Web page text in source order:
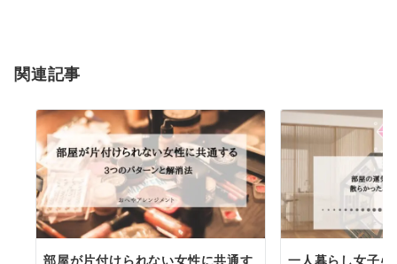
関連記事
部屋が片付けられない女性に共通す
一人暮らし女子